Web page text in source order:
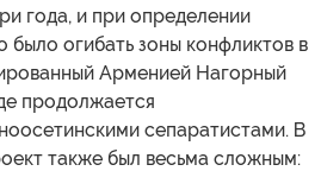
года, и при определении
огибать зоны конфликтов в
Арменией Нагорный
продолжается
сепаратистами. В
также был весьма сложным: